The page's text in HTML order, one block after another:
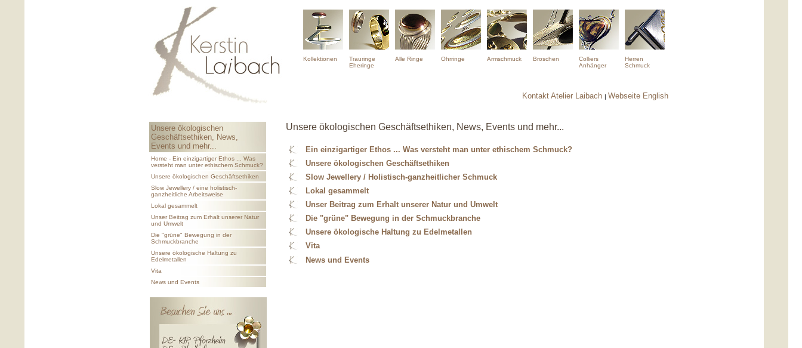
Kollektionen
Trauringe
Eheringe
Alle Ringe Ohrringe Armschmuck Broschen
Colliers
Anhänger
Herren
Schmuck
Kontakt Atelier Laibach | Webseite English
Unsere ökologischen
Geschäftsethiken, News,
Events und mehr...
Home - Ein einzigartiger Ethos ... Was
versteht man unter ethischem Schmuck?
Unsere ökologischen Geschäftsethiken
Slow Jewellery / eine holistisch-
ganzheitliche Arbeitsweise
Lokal gesammelt
Unser Beitrag zum Erhalt unserer Natur
und Umwelt
Die "grüne" Bewegung in der
Schmuckbranche
Unsere ökologische Haltung zu
Edelmetallen
Vita
News und Events
Unsere ökologischen Geschäftsethiken, News, Events und mehr...
Ein einzigartiger Ethos ... Was versteht man unter ethischem Schmuck?
Unsere ökologischen Geschäftsethiken
Slow Jewellery / Holistisch-ganzheitlicher Schmuck
Lokal gesammelt
Unser Beitrag zum Erhalt unserer Natur und Umwelt
Die "grüne" Bewegung in der Schmuckbranche
Unsere ökologische Haltung zu Edelmetallen
Vita
News und Events